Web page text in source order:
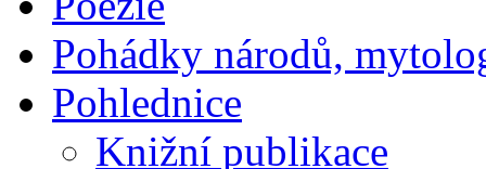
Pohádky národů,
Pohlednice
Knižní publikace